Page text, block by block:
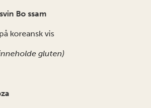
Bo ssam
koreansk vis
gluten)